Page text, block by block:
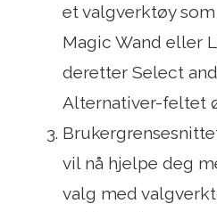
et valgverktøy
Magic Wand eller
deretter Select
Alternativer-feltet
vil nå hjelpe deg
valg med